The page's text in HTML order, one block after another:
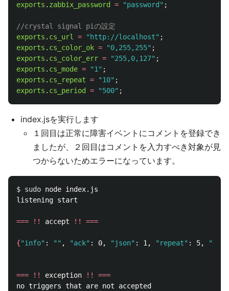
exports . zabbix_password = "password " ;
//crystal signal piの設定
exports . cs_url = " http://localhost" ;
exports . cs_color_ok = "0,255,255" ;
exports . cs_color_err = "255,0,127" ;
exports . cs_mode = "1 " ;
exports . cs_repeat = "10" ;
exports . cs_period = "500" ;
index.jsを実行します
１回目は正常に障害イベントにコメントを登録でき
ましたが、２回目はコメントを入力すべき対象が見
つからないためエラーになっています。
$ sudo node index.js
listening start
=== !! accept !! ===
{"info" : "" , "ack" : 0, "json" : 1, "repeat" : 5,
=== !! exception !!
===
no triggers that are not accepted